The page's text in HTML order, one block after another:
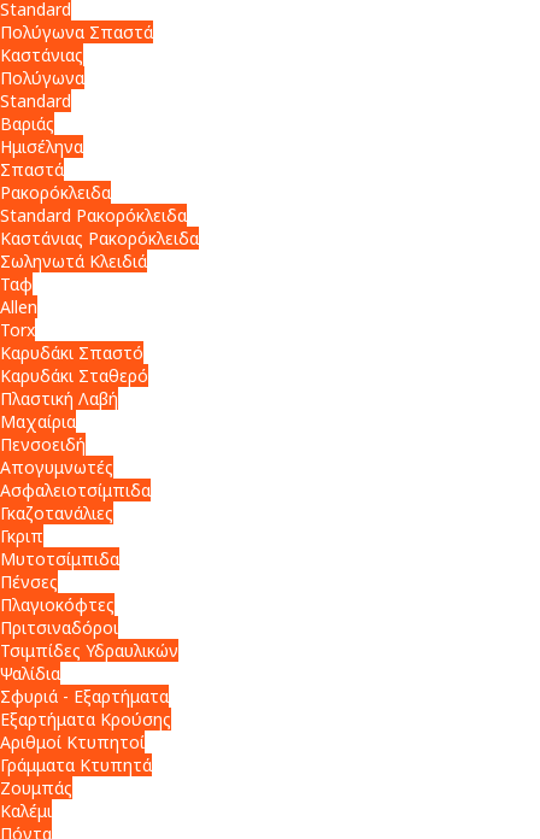
Standard
Πολύγωνα Σπαστά
Καστάνιας
Πολύγωνα
Standard
Βαριάς
Ημισέληνα
Σπαστά
Ρακορόκλειδα
Standard Ρακορόκλειδα
Καστάνιας Ρακορόκλειδα
Σωληνωτά Κλειδιά
Ταφ
Allen
Torx
Καρυδάκι Σπαστό
Καρυδάκι Σταθερό
Πλαστική Λαβή
Μαχαίρια
Πενσοειδή
Απογυμνωτές
Ασφαλειοτσίμπιδα
Γκαζοτανάλιες
Γκριπ
Μυτοτσίμπιδα
Πένσες
Πλαγιοκόφτες
Πριτσιναδόροι
Τσιμπίδες Υδραυλικών
Ψαλίδια
Σφυριά - Εξαρτήματα
Εξαρτήματα Κρούσης
Αριθμοί Κτυπητοί
Γράμματα Κτυπητά
Ζουμπάς
Καλέμι
Πόντα